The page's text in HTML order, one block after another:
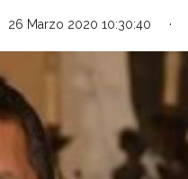
26 Marzo 2020 10:30:40